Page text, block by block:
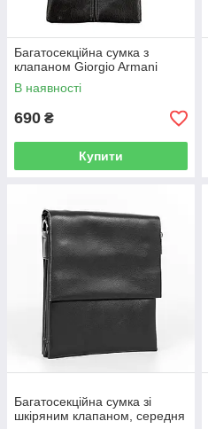
Багатосекційна сумка з
клапаном Giorgio Armani
В наявності
690 ₴
Купити
Багатосекційна сумка зі
шкіряним клапаном, середня